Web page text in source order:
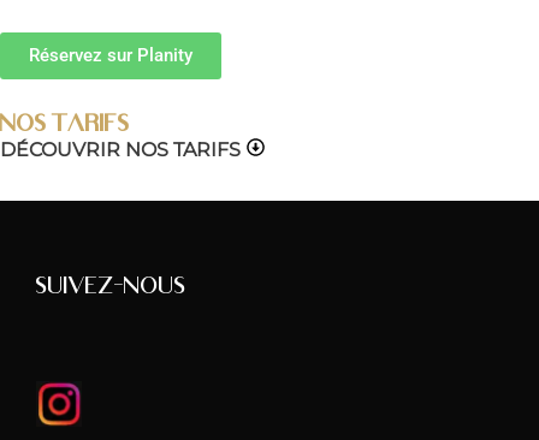
Réservez sur Planity
NOS TARIFS
DÉCOUVRIR NOS TARIFS
Suivez-nous